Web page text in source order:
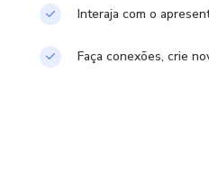
Interaja com o
Faça conexões, crie